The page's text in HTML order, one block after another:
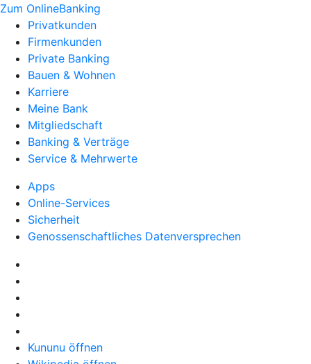
Zum OnlineBanking
Privatkunden
Firmenkunden
Private Banking
Bauen & Wohnen
Karriere
Meine Bank
Mitgliedschaft
Banking & Verträge
Service & Mehrwerte
Apps
Online-Services
Sicherheit
Genossenschaftliches Datenversprechen
Kununu öffnen